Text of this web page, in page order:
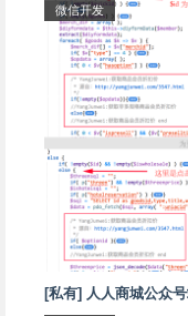
微信开发
[私有] 人人商城公众